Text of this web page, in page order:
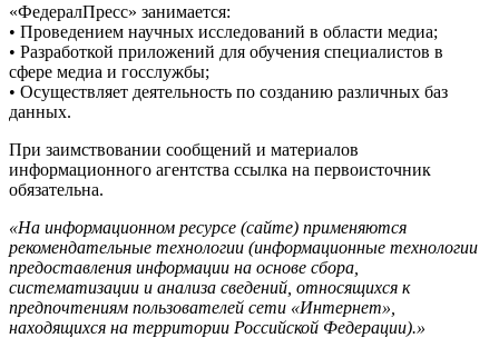
«ФедералПресс» занимается:
• Проведением научных исследований в области медиа;
• Разработкой приложений для обучения специалистов в
сфере медиа и госслужбы;
• Осуществляет деятельность по созданию различных баз
данных.
При заимствовании сообщений и материалов
информационного агентства ссылка на первоисточник
обязательна.
«На информационном ресурсе (сайте) применяются
рекомендательные технологии (информационные технологии
предоставления информации на основе сбора,
систематизации и анализа сведений, относящихся к
предпочтениям пользователей сети «Интернет»,
находящихся на территории Российской Федерации).»